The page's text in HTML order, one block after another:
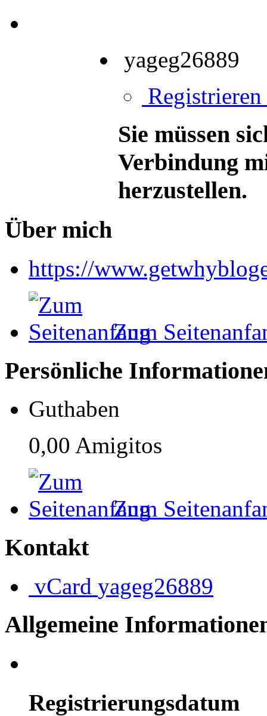
yageg26889
Sie müssen
Verbindung
herzustellen.
Über mich
https://
Zum
Persönliche
Guthaben
0,00 Amigitos
Zum
Kontakt
vCard yageg26889
Allgemeine
Registrierungsdatum